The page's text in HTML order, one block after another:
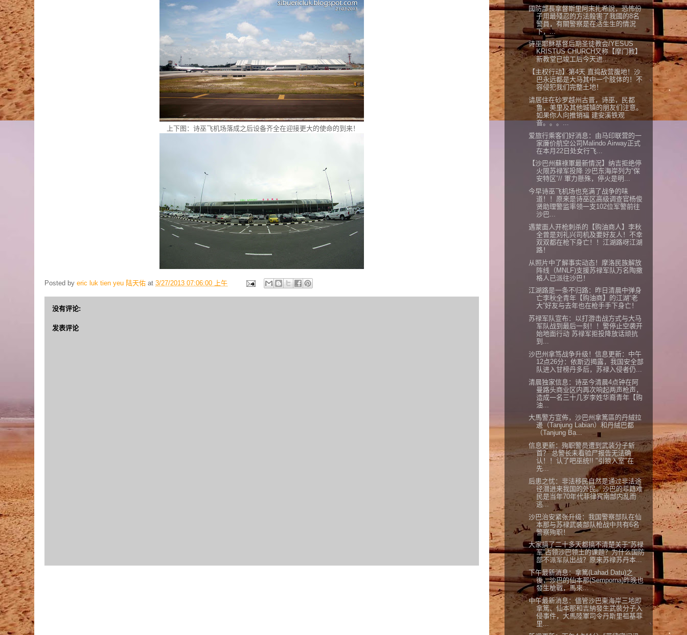
上下图：诗巫飞机场落成之后设备齐全在迎接更大的使命的到来！
Posted by eric luk tien yeu 陆天佑 at 3/27/2013 07:06:00 上午
没有评论:
发表评论
國防部長拿督斯里阿末扎希說，恐怖份
子用最殘忍的方法殺害了我國的8名
警員，有關警察是在活生生的情況
下，...
诗巫耶稣基督后期圣徒教会/YESUS
KRISTUS CHURCH又称【摩门教】
新教堂已竣工后今天进...
【主权行动】第4天 直捣敌营腹地！沙
巴永远都是大马其中一个肢体的！不
容侵犯我们完整土地！
请居住在砂罗越州古晋，诗巫，民都
鲁，美里及其他城镇的朋友们注意。
如果你人向推销福 建安溪铁观
音。。。...
爱旅行乘客们好消息：由马印联营的一
家廉价航空公司Malindo Airway正式
在本月22日处女行飞...
【沙巴州蘇祿軍最新情況】纳吉拒绝停
火限苏禄军投降 沙巴东海岸列为“保
安特区”// 軍力懸殊，停火是明...
今早诗巫飞机场也充满了战争的味
道！！原来是诗巫区高级调查官杨俊
贤助理警监率领一支102位军警前往
沙巴...
遇蒙面人开枪刺杀的【购油商人】李秋
全曾是刘礼兴司机及要好友人！不幸
双双都在枪下身亡！！江湖路呀江湖
路！
从照片中了解事实动态！摩洛民族解放
阵线（MNLF)支援苏禄军队万名陶撒
格人已派往沙巴！
江湖路是一条不归路：昨日清晨中弹身
亡李秋全青年【购油商】的江湖“老
大”好友与去年也在枪手手下身亡！
苏禄军队宣布：以打游击战方式与大马
军队战到最后一刻！！警停止空袭开
始地面行动 苏禄军拒投降放话顽抗
到...
沙巴州拿笃战争升级！信息更新：中午
12点26分：依斯迈揭露，我国安全部
队进入甘榜丹多后，苏禄入侵者仍...
清晨独家信息：诗巫今清晨4点钟在阿
曼路头商业区内再次响起两声枪声，
造成一名三十几岁李姓华裔青年【购
油...
大馬警方宣佈，沙巴州拿篤區的丹絨拉
邊（Tanjung Labian）和丹絨巴都
（Tanjung Ba...
信息更新：殉职警员遭到武装分子斩
首？ 总警长未看验尸报告无法确
认！！认了吧巫统!! "引狼入室"在
先...
后患之忧：非法移民自然是通过非法途
径潜进来我国的外民。沙巴的菲籍难
民是当年70年代菲律宾南部内乱而
逃...
沙巴治安紧张升级：我国警察部队在仙
本那与苏禄武装部队枪战中共有6名
警察殉职！
大家搞了二十多天都搞不清楚关于“苏禄
军”占领沙巴领土的课题？为什么国防
部不派军队出战？原来苏禄苏丹本...
下午最新消息：拿篤(Lahad Datu)之
後，沙巴的仙本那(Semporna)昨晚也
發生槍戰，馬來...
中午最新消息：儘管沙巴東海岸三地即
拿篤、仙本那和吉納發生武裝分子入
侵事件，大馬陸軍司令丹斯里祖基菲
里...